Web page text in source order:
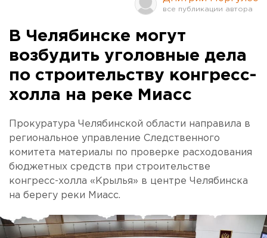
В Челябинске могут
возбудить уголовные дела
по строительству конгресс-
холла на реке Миасс
Прокуратура Челябинской области направила в
региональное управление Следственного
комитета материалы по проверке расходования
бюджетных средств при строительстве
конгресс-холла «Крылья» в центре Челябинска
на берегу реки Миасс.